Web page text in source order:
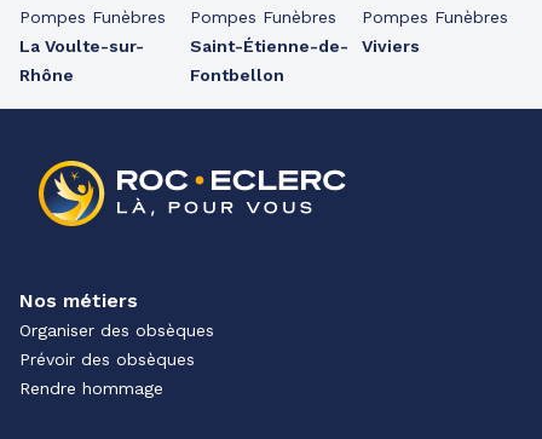
Pompes Funèbres
La Voulte-sur-
Rhône
Pompes Funèbres
Saint-Étienne-de-
Fontbellon
Pompes Funèbres
Viviers
Nos métiers
Organiser des obsèques
Prévoir des obsèques
Rendre hommage